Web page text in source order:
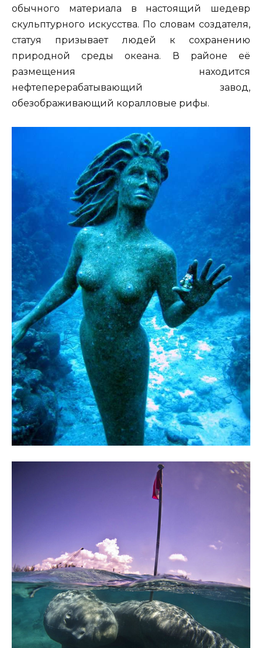
обычного материала в настоящий шедевр
скульптурного искусства. По словам создателя,
статуя призывает людей к сохранению
природной среды океана. В районе её
размещения находится
нефтеперерабатывающий завод,
обезображивающий коралловые рифы.